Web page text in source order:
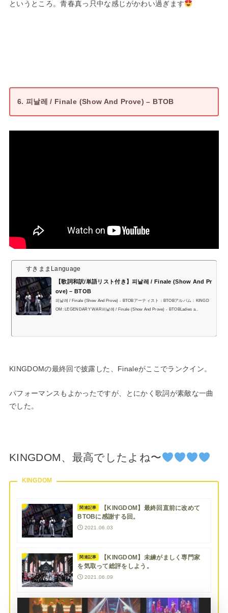
というところ。青春真っ只中な感じがかわい過ぎます
6. 피날레 / Finale (Show And Prove) – BTOB
すきままLanguage
【歌詞和訳/単語リスト付き】피날레 / Finale (Show And Pr
ove) – BTOB
피날레 / Finale (Show And Prove) - BTOBアーティスト：BTOBアルバム：KINGD
OM: LEGENDARY WAR피날레 / Finale (Show And Prove) - BTOBLadies a..
KINGDOMの最終回で披露した、Finaleがここでランクイン。
パフォーマンスもよかったですが、とにかく歌詞が素敵な一曲
でした。
KINGDOM、最高でしたよね〜
KINGDOM
関連記事
【KINGDOM】最終回直前に改めて
BTOBに感謝する回。
2021.06.03
関連記事
【KINGDOM】未練がましく専門家
を気取って総評をしよう。
2021.06.09